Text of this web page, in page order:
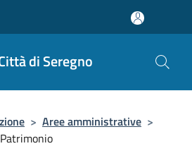
di Seregno
> Aree amministrative >